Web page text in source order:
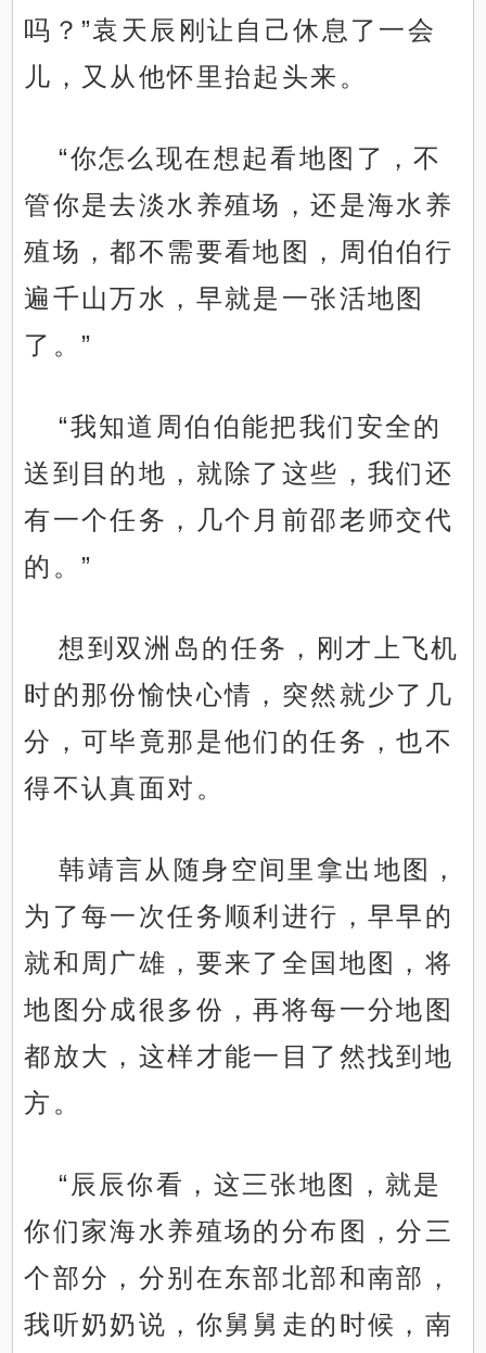
吗？”袁天辰刚让自己休息了一会
儿，又从他怀里抬起头来。
“你怎么现在想起看地图了，不
管你是去淡水养殖场，还是海水养
殖场，都不需要看地图，周伯伯行
遍千山万水，早就是一张活地图
了。”
“我知道周伯伯能把我们安全的
送到目的地，就除了这些，我们还
有一个任务，几个月前邵老师交代
的。”
想到双洲岛的任务，刚才上飞机
时的那份愉快心情，突然就少了几
分，可毕竟那是他们的任务，也不
得不认真面对。
韩靖言从随身空间里拿出地图，
为了每一次任务顺利进行，早早的
就和周广雄，要来了全国地图，将
地图分成很多份，再将每一分地图
都放大，这样才能一目了然找到地
方。
“辰辰你看，这三张地图，就是
你们家海水养殖场的分布图，分三
个部分，分别在东部北部和南部，
我听奶奶说，你舅舅走的时候，南